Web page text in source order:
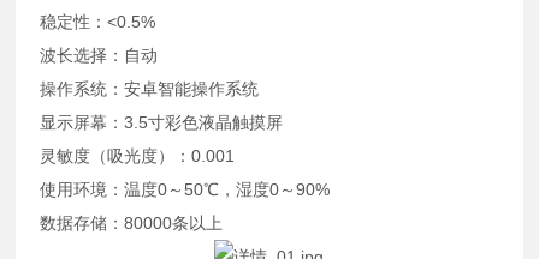
稳定性：<0.5%
波长选择：自动
操作系统：安卓智能操作系统
显示屏幕：3.5寸彩色液晶触摸屏
灵敏度（吸光度）：0.001
使用环境：温度0～50℃，湿度0～90%
数据存储：80000条以上